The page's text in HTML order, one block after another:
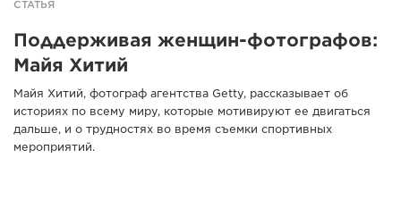
СТАТЬЯ
Поддерживая женщин-фотографов:
Майя Хитий
Майя Хитий, фотограф агентства Getty, рассказывает об
историях по всему миру, которые мотивируют ее двигаться
дальше, и о трудностях во время съемки спортивных
мероприятий.